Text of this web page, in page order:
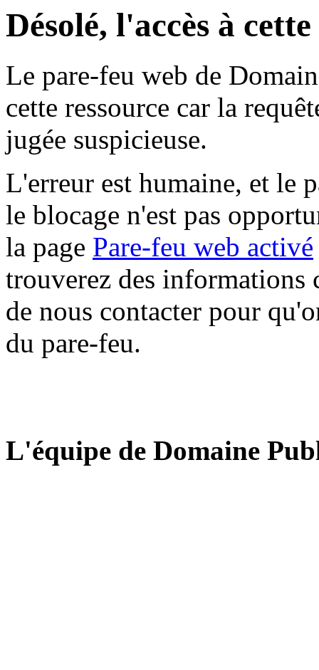
Désolé, l'accès à
Le pare-feu web de
cette ressource car la
jugée suspicieuse.
L'erreur est humaine, et le
le blocage n'est pas
la page Pare-feu web activé
trouverez des informations
de nous contacter pour
du pare-feu.
L'équipe de Domaine